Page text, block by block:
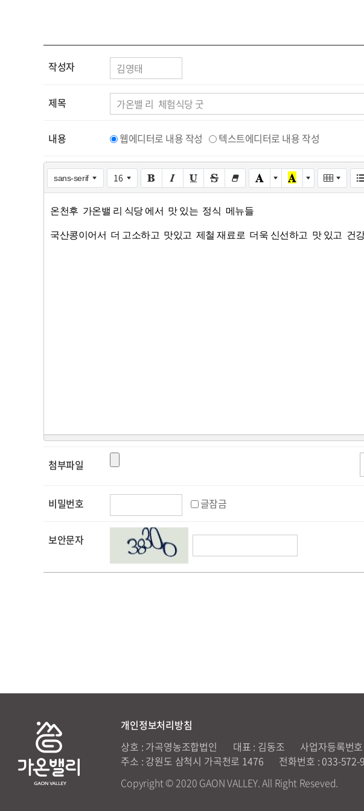
작성자
제목
내용 웹에디터로 내용 작성 텍스트에디터로 내용 작성
sans-serif 16
온천후 가온밸 리 식당 에서 맛 있는 정식 메뉴들
국산콩이어서 더 고소하고 맛있고 제철 재료로 더욱 신선하고 맛 있고 건
첨부파일
비밀번호 글잠금
보안문자
개인정보처리방침
상호 : 가곡영농조합법인
대표 : 김동조 사업자등록번
주소 : 강원도 삼척시 가곡천로 1476
전화번호 : 033-
Copyright © 2020 GAON VALLEY. All Right Reseved.